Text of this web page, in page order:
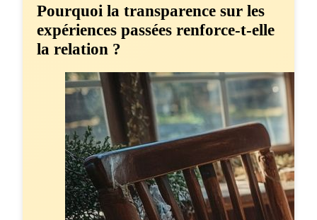
Pourquoi la transparence sur les
expériences passées renforce-t-elle
la relation ?